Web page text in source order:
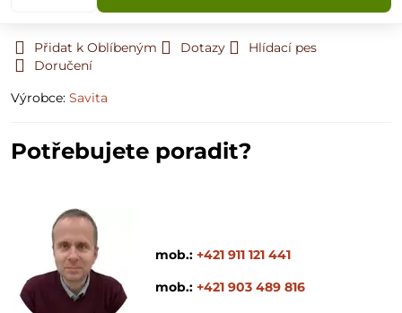
Přidat k Oblíbeným Dotazy
Hlídací pes
Doručení
Výrobce: Savita
Potřebujete poradit?
mob.: +421 911 121 441
mob.: +421 903 489 816